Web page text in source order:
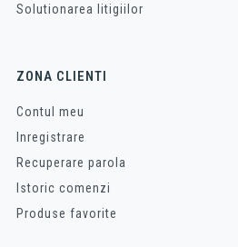
Solutionarea litigiilor
ZONA CLIENTI
Contul meu
Inregistrare
Recuperare parola
Istoric comenzi
Produse favorite